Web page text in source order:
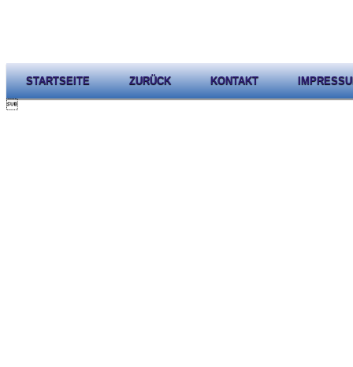
STARTSEITE ZURÜCK KONTAKT
